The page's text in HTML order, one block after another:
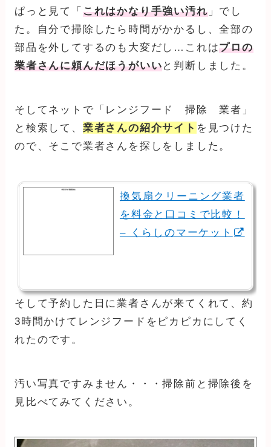
ぱっと見て「 これはかなり手強い汚れ」でし
た。自分で掃除したら時間がかかるし、全部の
部品を外してするのも大変だし…これはプロの
業者さんに頼んだほうがいいと判断しました。
そしてネットで「レンジフード 掃除 業者」
と検索して、 業者さんの紹介サイト を見つけた
ので、そこで業者さんを探しをしました。
換気扇クリーニング業者
を料金と口コミで比較！
– くらしのマーケット
そして予約した日に業者さんが来てくれて、約
3時間かけてレンジフードをピカピカにしてく
れたのです。
汚い写真ですみません・・・掃除前と掃除後を
見比べてみてください。